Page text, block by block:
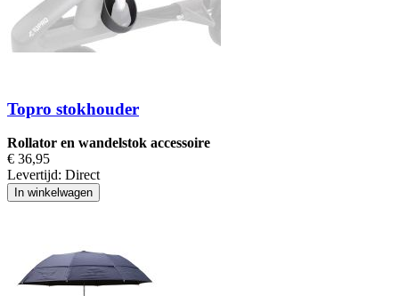
Topro stokhouder
Rollator en wandelstok accessoire
€ 36,95
Levertijd: Direct
In winkelwagen